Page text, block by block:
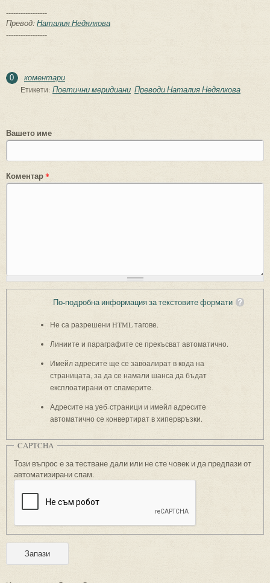
-----------------
Превод:Наталия Недялкова
-----------------
0 коментари
Етикети: Поетични меридиани Преводи Наталия Недялкова
Вашето име
Коментар*
По-подробна информация за текстовите формати
Не са разрешени HTML тагове.
Линиите и параграфите се прекъсват автоматично.
Имейл адресите ще се завоалират в кода на
страницата, за да се намали шанса да бъдат
експлоатирани от спамерите.
Адресите на уеб-страници и имейл адресите
автоматично се конвертират в хипервръзки.
CAPTCHA
Този въпрос е за тестване дали или не сте човек и да предпази от
автоматизирани спам.